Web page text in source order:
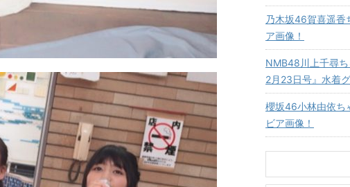
乃木坂46賀喜遥香
ア画像！
NMB48川上千尋
2月23日号』水着
櫻坂46小林由依ち
ビア画像！